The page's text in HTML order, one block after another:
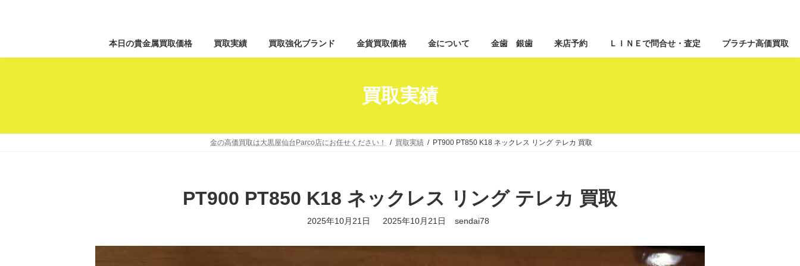
ン
テ
ツ
へ
ッ
プ
ビ
ゲ
シ
ョ
移
動
本日の貴金属買取価格 買取実績 買取強化ブランド 金貨買取価格 金について 金歯 銀歯 来店予約 ＬＩＮＥで問合せ・査定 プラチナ高価買取
買取実績
金の高価買取は大黒屋仙台Parco店にお任せください！ 買取実績 PT900 PT850 K18 ネックレス リング テレカ 買取
PT900 PT850 K18 ネックレス リング テレカ 買取
2025年10月21日
最
2025年10月21日 sendai78